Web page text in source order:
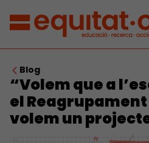
Blog
“Volem que a
el
volem un